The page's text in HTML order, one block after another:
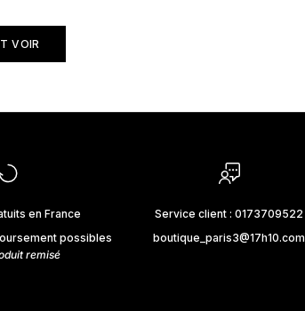
VOIR
en France
possibles
remisé
Service client : 0173709522
boutique_paris3@17h10.com